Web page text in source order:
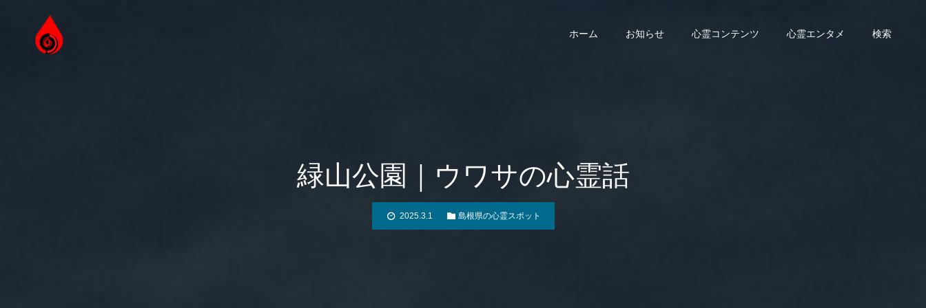
ホーム お知らせ 心霊コンテンツ 心霊エンタメ 検索
緑山公園｜ウワサの心霊話
2025.3.1 島根県の心霊スポット